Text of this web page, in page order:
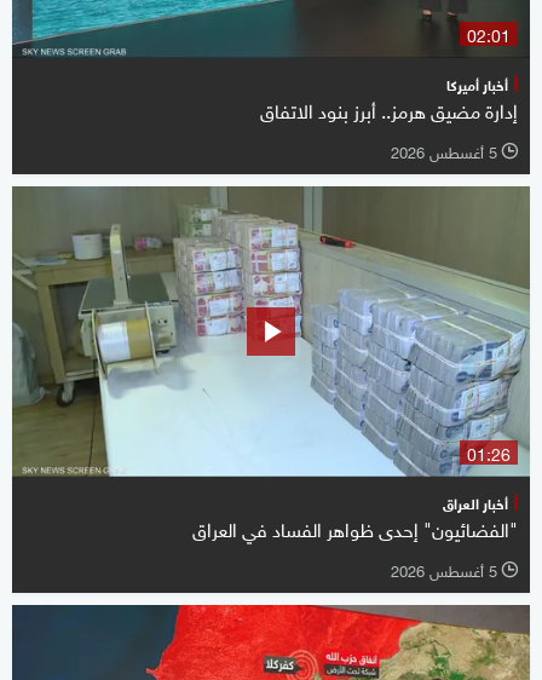
02:01
أخبار أميركا
إدارة مضيق هرمز.. أبرز بنود الاتفاق
l 5 أغسطس 2026
01:26
أخبار العراق
"الفضائيون" إحدى ظواهر الفساد في العراق
l 5 أغسطس 2026